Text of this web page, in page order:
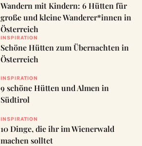
Wandern mit Kindern: 6 Hütten für
große und kleine Wanderer*innen in
Österreich
INSPIRATION
Schöne Hütten zum Übernachten in
Österreich
INSPIRATION
9 schöne Hütten und Almen in
Südtirol
INSPIRATION
10 Dinge, die ihr im Wienerwald
machen solltet